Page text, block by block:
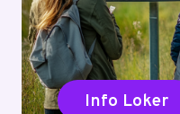
Info Loker